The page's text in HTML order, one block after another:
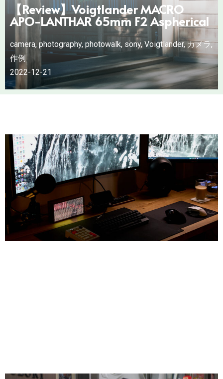
【Review】Voigtlander MACRO
APO-LANTHAR 65mm F2 Aspherical
camera, photography, photowalk, sony,Voigtlander,カメラ,
作例
2022-12-21